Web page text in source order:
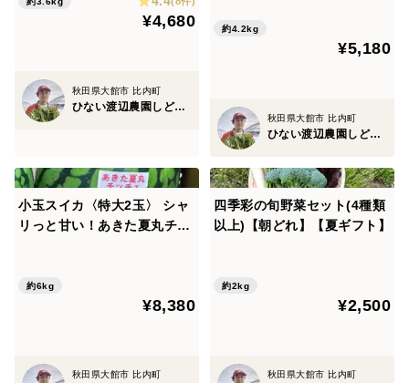
¥4,680
秋田県大館市 比内町
ひない渡辺農園しどけ村
約4.2kg
¥5,180
秋田県大館市 比内町
ひない渡辺農園しどけ村
小玉スイカ〈特大2玉〉 シャ
リっと甘い！あきた夏丸チッ
約6kg
¥8,380
秋田県大館市 比内町
四季彩の旬野菜セット(4種類
以上)【朝どれ】【夏ギフト】
約2kg
¥2,500
秋田県大館市 比内町